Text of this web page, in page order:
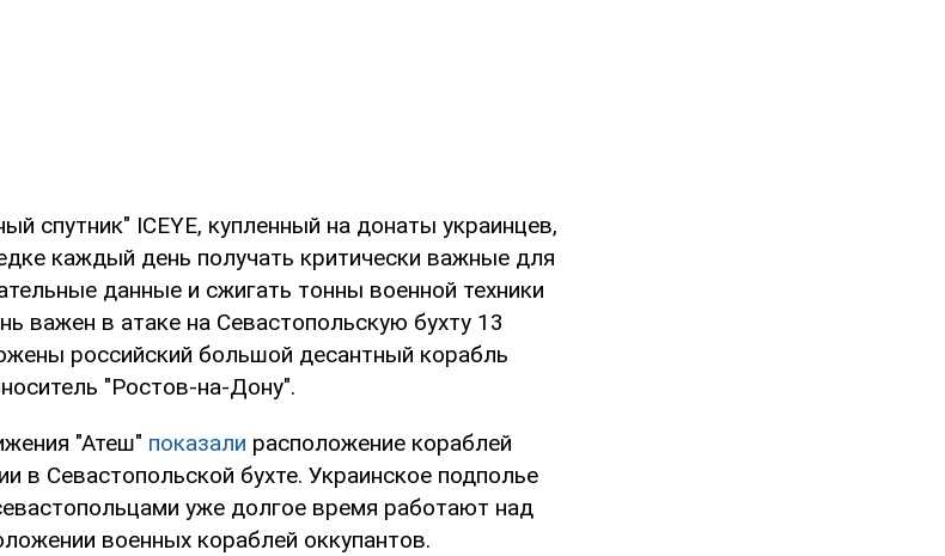
спутник" ICEYE, купленный на донаты украинцев,
каждый день получать критически важные для
данные и сжигать тонны военной техники
важен в атаке на Севастопольскую бухту 13
российский большой десантный корабль
"Ростов-на-Дону".
"Атеш" показали расположение кораблей
в Севастопольской бухте. Украинское подполье
уже долгое время работают над
военных кораблей оккупантов.